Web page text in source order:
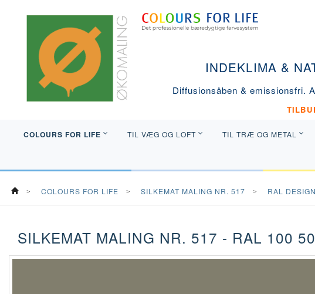
INDEKLIMA &
Diffusionsåben & emissionsfri.
COLOURS FOR LIFE TIL VÆG OG LOFT TIL TRÆ OG METAL
COLOURS FOR LIFE SILKEMAT MALING NR. 517 RAL
SILKEMAT MALING NR. 517 - RAL 100